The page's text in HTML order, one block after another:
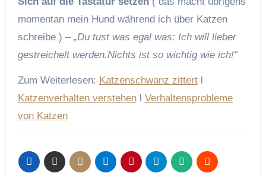
momentan mein Hund während ich über Katzen
schreibe ) – „Du tust was egal was: Ich will lieber
gestreichelt werden.Nichts ist so wichtig wie ich!“
Zum Weiterlesen: Katzenschwanz zittertl
Katzenverhalten verstehenl Verhaltensprobleme
von Katzen